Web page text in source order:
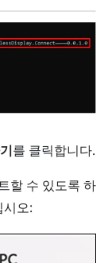
를 클릭합니다.
할 수 있도록 하
오: